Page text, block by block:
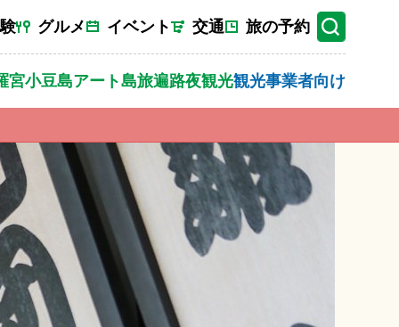
グルメ イベント 交通 旅の予約
宮小豆島アート島旅遍路夜観光観光事業者向け